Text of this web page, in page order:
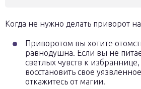
Когда не нужно делать приворот
Приворотом вы хотите
равнодушна. Если вы не
светлых чувств к
восстановить свое
откажитесь от магии.